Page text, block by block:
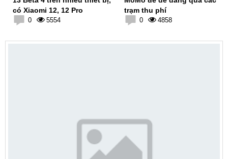
có Xiaomi 12, 12 Pro
0 5554
trạm thu phí
0 4858